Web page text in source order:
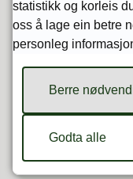
Søk i
statistikk og korleis
oss å lage ein betre
personleg
Berre
Godta alle